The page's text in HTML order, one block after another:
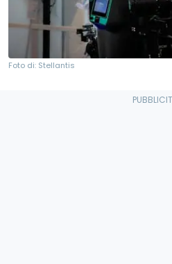
Foto di: Stellantis